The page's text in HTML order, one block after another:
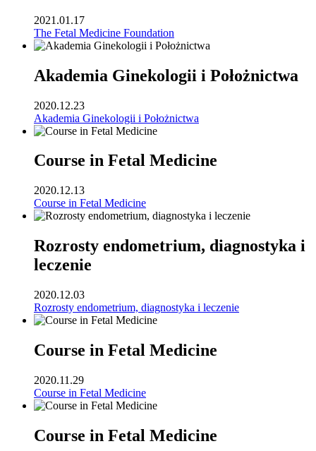
2021.01.17
The Fetal Medicine Foundation
Akademia Ginekologii i Położnictwa
2020.12.23
Akademia Ginekologii i Położnictwa
Course in Fetal Medicine
2020.12.13
Course in Fetal Medicine
Rozrosty endometrium, diagnostyka i
leczenie
2020.12.03
Rozrosty endometrium, diagnostyka i leczenie
Course in Fetal Medicine
2020.11.29
Course in Fetal Medicine
Course in Fetal Medicine